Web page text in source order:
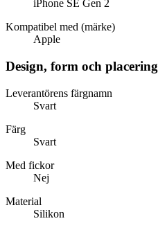
iPhone SE Gen 2
Kompatibel med (märke)
Apple
Design, form och placering
Leverantörens färgnamn
Svart
Färg
Svart
Med fickor
Nej
Material
Silikon